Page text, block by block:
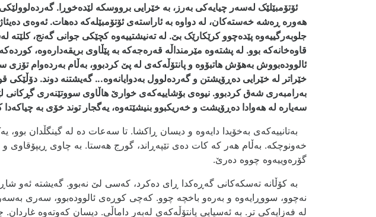
ئۆتۆمبێلێک لەسەر چیایەکی بەرز، بە خێرایی برووسکە لێدەخوڕا.
هەورە ڕەشە خەستەکان، لە دواوە بە ئاراستەی ئۆتۆمبێلەکە دەھات. ئەوەی
جلوبەرگییەوە پێدەچوو کرێکارێک بێ. لە تەنیشتییەوە کچێکی جوانی گەنج، کلێتە
قاوەخانەکە بوو. لە پشتەوە مێرمنداڵە قەرەجەکە بە پێڵاوی بریقەدارەوە،
ئالوودەبووش بەھۆش ھاتبۆوە و پانتۆڵەکەی لە پێ کردبوو، بەڵام بەردەوام تۆزی
خێراتر لە خێرایی دەڕۆیشتن و گەردەلوول بەدوایانەوە... گەیشتنە دوند. دۆڵێکی
بەرامبەری شەق کردبوو. نیوەی بۆشاییەکەی خوارێ هاڵاوی سووتێنەری گڕکانی
سەیارە لە ھەوادا دەڕۆیشت و خەریکبوو بنیشێتەوە، یەگجار توند خۆی بە
بەتانییەکەی بەخۆیدا دایەوە و دیسان ڕاکشا. تا سەعات دە لە گینگڵدان بوو،
خەونوچکە. بەڵام ھەر کە کات دەی تێپەڕاند، گورج ھەستا. بە چاوی ڕیپۆقاوی و
گۆرەوییەوە چووە دەرێ.
بە کۆڵانە تەسکەکانی گەڕەکدا ڕای دەکرد، کەسی لێ نەبوو. گەیشتە ئەو
نەچوو، سووڕایەوە و بەرەو باخچە چوو. کەچی کوڕەی ئالوودەبوو، سەری
لە فەزایەکی تر. بە ئەسپایی پانتۆڵەکەی لەبەر داماڵی. دیسان کەوتەوە